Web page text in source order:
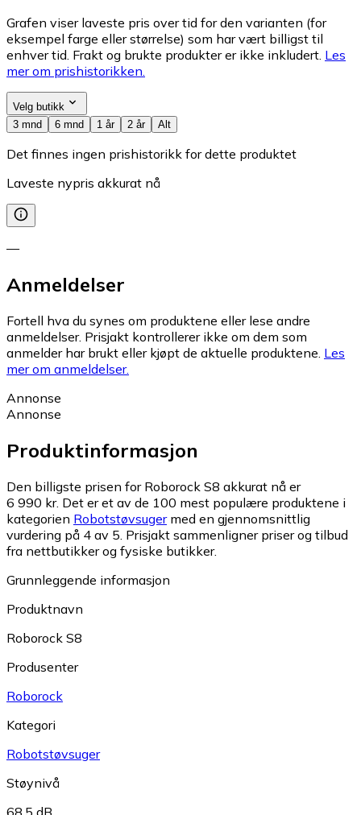
Grafen viser laveste pris over tid for den varianten (for
eksempel farge eller størrelse) som har vært billigst til
enhver tid. Frakt og brukte produkter er ikke inkludert. Les
mer om prishistorikken.
Velg butikk
3 mnd
6 mnd 1 år 2 år Alt
Det finnes ingen prishistorikk for dette produktet
Laveste nypris akkurat nå
—
Anmeldelser
Fortell hva du synes om produktene eller lese andre
anmeldelser. Prisjakt kontrollerer ikke om dem som
anmelder har brukt eller kjøpt de aktuelle produktene. Les
mer om anmeldelser.
Annonse
Annonse
Produktinformasjon
Den billigste prisen for Roborock S8 akkurat nå er
6 990 kr. Det er et av de 100 mest populære produktene i
kategorien Robotstøvsugermed en gjennomsnittlig
vurdering på 4 av 5. Prisjakt sammenligner priser og tilbud
fra nettbutikker og fysiske butikker.
Grunnleggende informasjon
Produktnavn
Roborock S8
Produsenter
Roborock
Kategori
Robotstøvsuger
Støynivå
68.5 dB